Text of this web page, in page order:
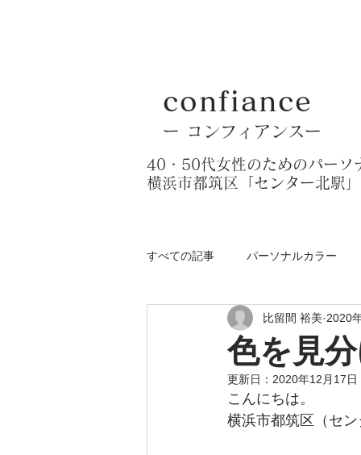
confiance
​ー コンフィアンスー
​40・50代女性のためのパーソ
横浜市都筑区「センター北駅
すべての記事 パーソナルカラー
色を見
比留間 裕美 2020
更新日： 2020年12月17日
こんにちは。
横浜市都筑区（セ